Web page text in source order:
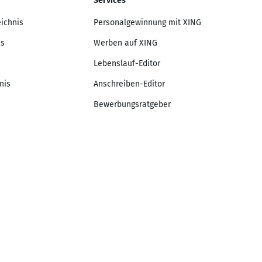
Personalgewinnung mit XING
Werben auf XING
Lebenslauf-Editor
Anschreiben-Editor
Bewerbungsratgeber